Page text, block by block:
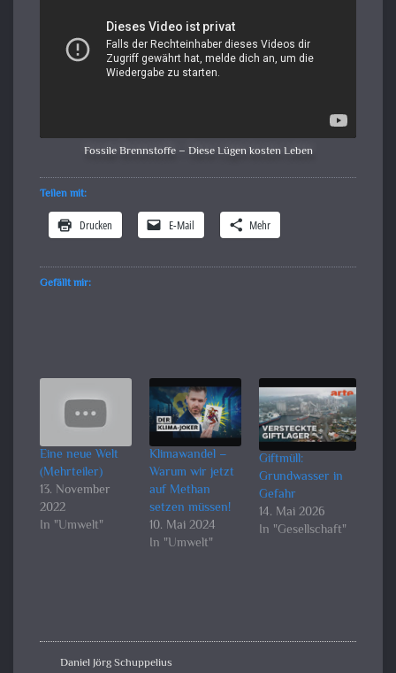
Fossile Brennstoffe – Diese Lügen kosten Leben
Teilen mit:
Drucken E-Mail Mehr
Gefällt mir:
Eine neue Welt
(Mehrteiler)
13. November
2022
In "Umwelt"
Klimawandel –
Warum wir jetzt
auf Methan
setzen müssen!
10. Mai 2024
In "Umwelt"
Giftmüll:
Grundwasser in
Gefahr
14. Mai 2026
In "Gesellschaft"
Daniel Jörg Schuppelius